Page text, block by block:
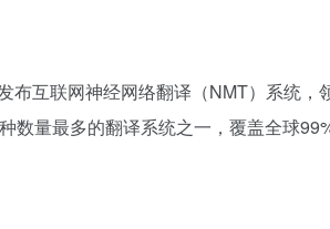
布互联网神经网络翻译（NMT）系统，
量最多的翻译系统之一，覆盖全球99%